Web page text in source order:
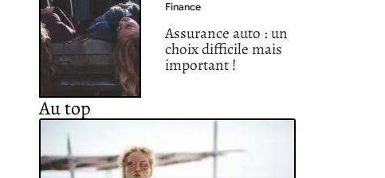
Finance
Assurance auto : un
choix difficile mais
important !
Au top